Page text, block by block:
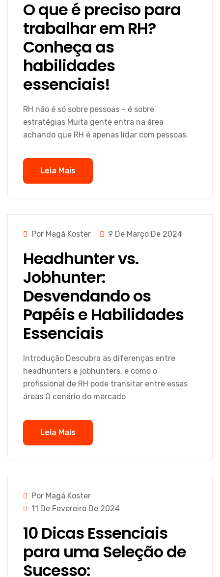
O que é preciso para
trabalhar em RH?
Conheça as
habilidades
essenciais!
RH não é só sobre pessoas – é sobre
estratégias Muita gente entra na área
achando que RH é apenas lidar com pessoas.
Leia Mais
Por Magá Koster 9 De Março De 2024
Headhunter vs.
Jobhunter:
Desvendando os
Papéis e Habilidades
Essenciais
Introdução Descubra as diferenças entre
headhunters e jobhunters, e como o
profissional de RH pode transitar entre essas
áreas O cenário do mercado
Leia Mais
Por Magá Koster
11 De Fevereiro De 2024
10 Dicas Essenciais
para uma Seleção de
Sucesso: